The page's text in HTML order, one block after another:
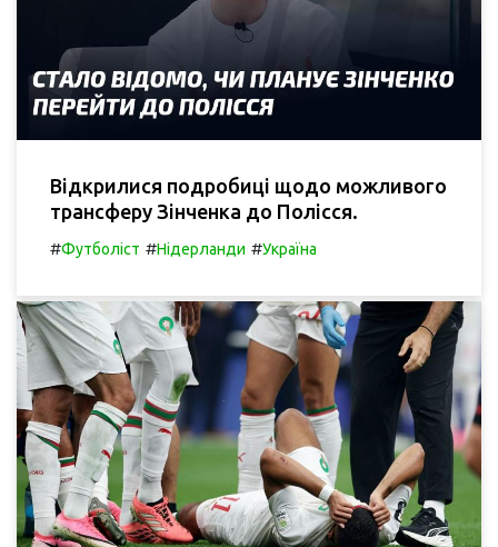
Відкрилися подробиці щодо можливого
трансферу Зінченка до Полісся.
#Футболіст #Нідерланди #Україна